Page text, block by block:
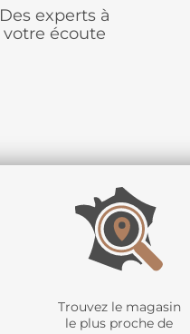
Des experts à
votre écoute
Trouvez le magasin
le plus proche de